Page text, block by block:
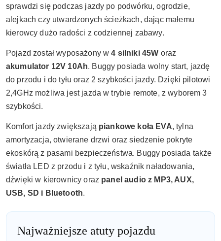
sprawdzi się podczas jazdy po podwórku, ogrodzie,
alejkach czy utwardzonych ścieżkach, dając małemu
kierowcy dużo radości z codziennej zabawy.
Pojazd został wyposażony w4 silniki 45W oraz
akumulator 12V 10Ah. Buggy posiada wolny start, jazdę
do przodu i do tyłu oraz 2 szybkości jazdy. Dzięki pilotowi
2,4GHz możliwa jest jazda w trybie remote, z wyborem 3
szybkości.
Komfort jazdy zwiększają piankowe koła EVA, tylna
amortyzacja, otwierane drzwi oraz siedzenie pokryte
ekoskórą z pasami bezpieczeństwa. Buggy posiada także
światła LED z przodu i z tyłu, wskaźnik naładowania,
dźwięki w kierownicy oraz panel audio z MP3, AUX,
USB, SD i Bluetooth.
Najważniejsze atuty pojazdu